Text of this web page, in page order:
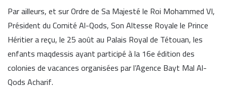
Par ailleurs, et sur Ordre de Sa Majesté le Roi Mohammed VI,
Président du Comité Al-Qods, Son Altesse Royale le Prince
Héritier a reçu, le 25 août au Palais Royal de Tétouan, les
enfants maqdessis ayant participé à la 16e édition des
colonies de vacances organisées par l’Agence Bayt Mal Al-
Qods Acharif.